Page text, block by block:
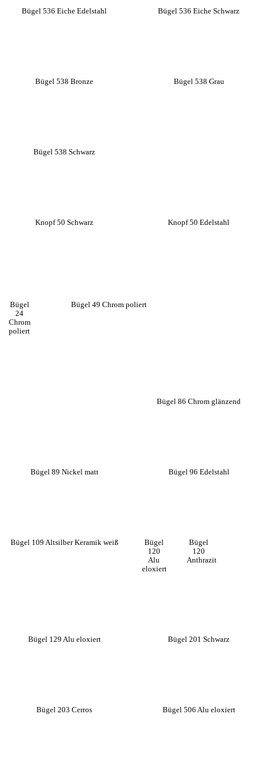
Bügel 536 Eiche Edelstahl Bügel 536 Eiche Schwarz
Bügel 538 Bronze Bügel 538 Grau
Bügel 538 Schwarz
Knopf 50 Schwarz Knopf 50 Edelstahl
Bügel
24
Chrom
poliert
Bügel 49 Chrom poliert
Bügel 86 Chrom glänzend
Bügel 89 Nickel matt Bügel 96 Edelstahl
Bügel 109 Altsilber Keramik weiß
Bügel
120
Alu
eloxiert
Bügel
120
Anthrazit
Bügel 129 Alu eloxiert Bügel 201 Schwarz
Bügel 203 Cerros Bügel 506 Alu eloxiert